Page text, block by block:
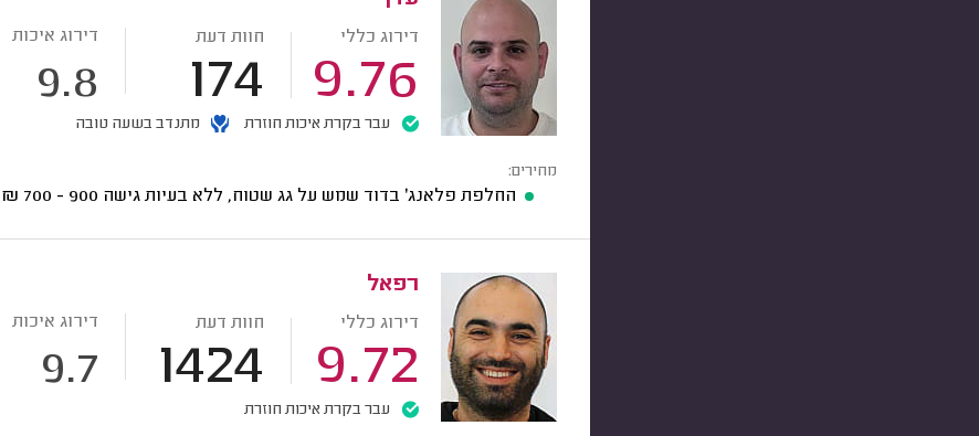
דירוג כללי
9.76
חוות דעת
174
דירוג איכות
9.8
עבר בקרת איכות חוזרת מתנדב בשעה טובה
מחירים:
החלפת פלאנג' בדוד שמש על גג שטוח, ללא בעיות גישה 900 - 700
₪
רפאל
דירוג כללי
9.72
חוות דעת
1424
דירוג איכות
9.7
עבר בקרת איכות חוזרת